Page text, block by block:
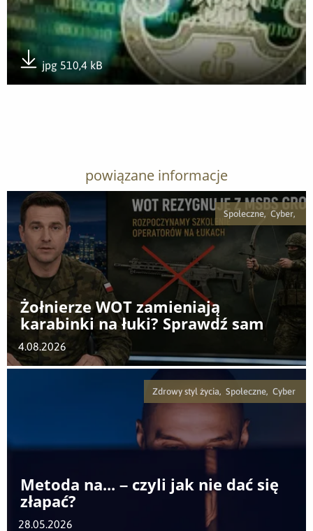
jpg 510,4 kB
Pobierz załącznik
powiązane informacje
Społeczne, Cyber,
Żołnierze WOT zamieniają
karabinki na łuki? Sprawdź sam
4.08.2026
Zdrowy styl życia, Społeczne, Cyber
Metoda na... – czyli jak nie dać się
złapać?
28.05.2026